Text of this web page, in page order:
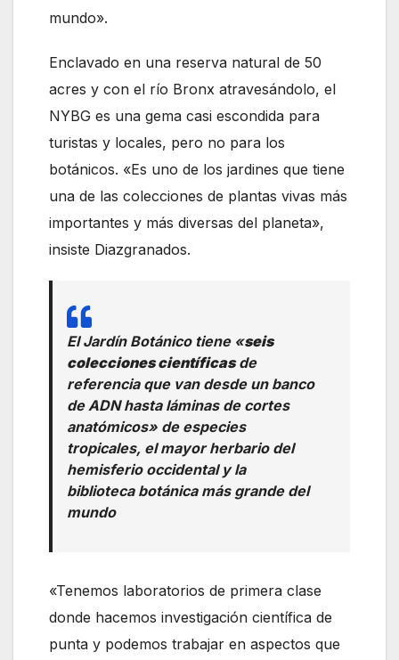
mundo».
Enclavado en una reserva natural de 50
acres y con el río Bronx atravesándolo, el
NYBG es una gema casi escondida para
turistas y locales, pero no para los
botánicos. «Es uno de los jardines que tiene
una de las colecciones de plantas vivas más
importantes y más diversas del planeta»,
insiste Diazgranados.
El Jardín Botánico tiene «seis
colecciones científicasde
referencia que van desde un banco
de ADN hasta láminas de cortes
anatómicos» de especies
tropicales, el mayor herbario del
hemisferio occidental y la
biblioteca botánica más grande del
mundo
«Tenemos laboratorios de primera clase
donde hacemos investigación científica de
punta y podemos trabajar en aspectos que